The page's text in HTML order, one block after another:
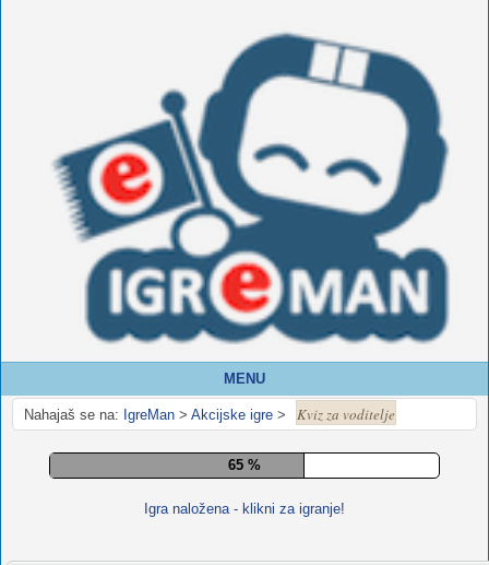
MENU
Nahajaš se na: IgreMan > Akcijske igre > Kviz za voditelje
70 %
Igra naložena - klikni za igranje!